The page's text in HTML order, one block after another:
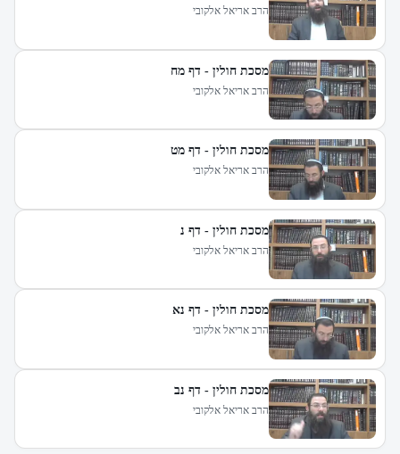
הרב אריאל אלקובי
מסכת חולין - דף מח
הרב אריאל אלקובי
מסכת חולין - דף מט
הרב אריאל אלקובי
מסכת חולין - דף נ
הרב אריאל אלקובי
מסכת חולין - דף נא
הרב אריאל אלקובי
מסכת חולין - דף נב
הרב אריאל אלקובי